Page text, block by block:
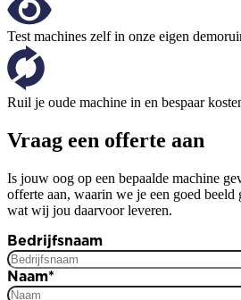
Test machines zelf in onze eigen
Ruil je oude machine in en bespaar
Vraag een offerte aan
Is jouw oog op een bepaalde machine
offerte aan, waarin we je een goed beeld
wat wij jou daarvoor leveren.
Bedrijfsnaam
Naam*